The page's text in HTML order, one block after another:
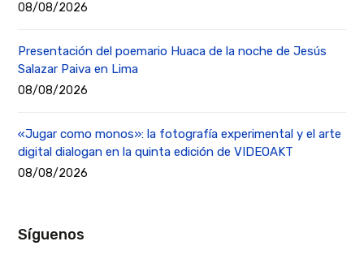
08/08/2026
Presentación del poemario Huaca de la noche de Jesús
Salazar Paiva en Lima
08/08/2026
«Jugar como monos»: la fotografía experimental y el arte
digital dialogan en la quinta edición de VIDEOAKT
08/08/2026
Síguenos